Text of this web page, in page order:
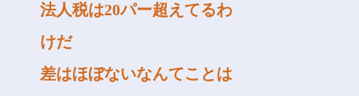
法人税は20パー超えてるわ
けだ
差はほぼないなんてことは